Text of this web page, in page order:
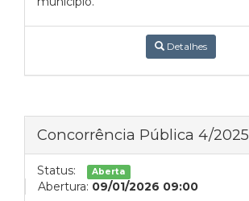
Detalhes
Concorrência Pública 4/2025
Status: Aberta
Abertura: 09/01/2026 09:00